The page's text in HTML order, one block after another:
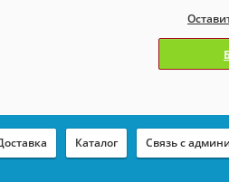
Каталог Связь с